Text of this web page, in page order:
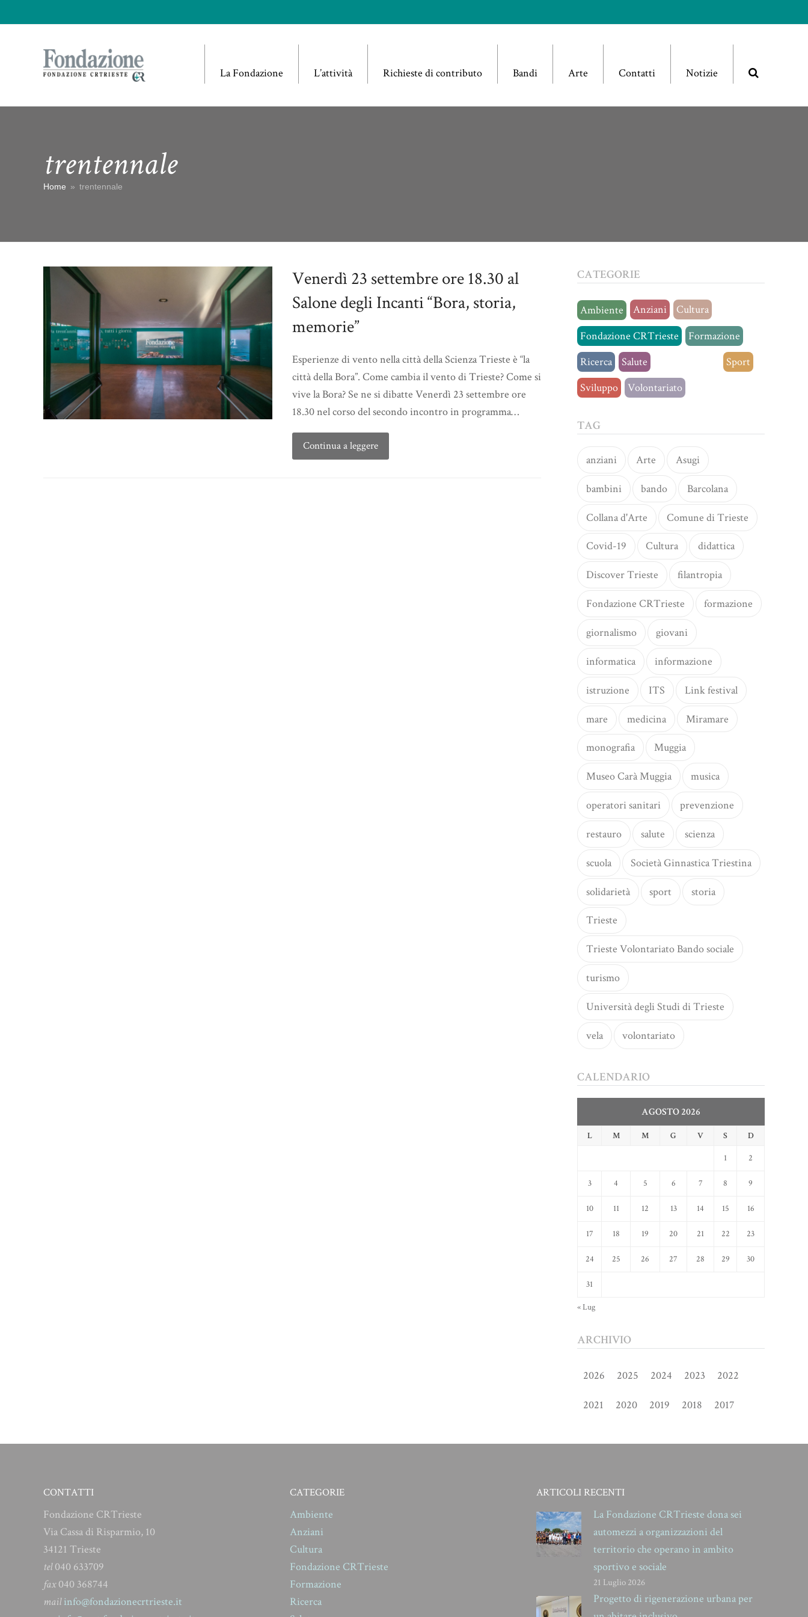
La Fondazione L’attività Richieste di contributo Bandi Arte Contatti Notizie
trentennale
Home » trentennale
Venerdì 23 settembre ore 18.30 al
Salone degli Incanti “Bora, storia,
memorie”
Esperienze di vento nella città della Scienza Trieste è “la
città della Bora”. Come cambia il vento di Trieste? Come si
vive la Bora? Se ne si dibatte Venerdì 23 settembre ore
18.30 nel corso del secondo incontro in programma…
Continua a leggere
CATEGORIE
Ambiente Anziani
Cultura
Fondazione CRTrieste
Formazione
Ricerca
Salute
Sport
Sviluppo
Volontariato
TAG
anziani Arte Asugi
bambini bando Barcolana
Collana d'Arte Comune di Trieste
Covid-19 Cultura didattica
Discover Trieste filantropia
Fondazione CRTrieste formazione
giornalismo giovani
informatica informazione
istruzione ITS Link festival
mare medicina Miramare
monografia Muggia
Museo Carà Muggia musica
operatori sanitari prevenzione
restauro salute scienza
scuola Società Ginnastica Triestina
solidarietà sport storia
Trieste
Trieste Volontariato Bando sociale
turismo
Università degli Studi di Trieste
vela volontariato
CALENDARIO
AGOSTO 2026
L M M G V S D
1 2
3 4 5 6 7 8 9
10 11 12 13 14 15 16
17 18 19 20 21 22 23
24 25 26 27 28 29 30
31
« Lug
ARCHIVIO
2026 2025 2024 2023 2022
2021 2020 2019 2018 2017
CONTATTI
Fondazione CRTrieste
Via Cassa di Risparmio, 10
34121 Trieste
tel040 633709
fax040 368744
mail info@fondazionecrtrieste.it
CATEGORIE
Ambiente
Anziani
Cultura
Fondazione CRTrieste
Formazione
Ricerca
ARTICOLI RECENTI
La Fondazione CRTrieste dona sei
automezzi a organizzazioni del
territorio che operano in ambito
sportivo e sociale
21 Luglio 2026
Progetto di rigenerazione urbana per